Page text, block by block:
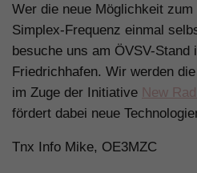
Wer die neue Möglichkeit
Simplex-Frequenz einmal
besuche uns am ÖVSV-Stand
Friedrichhafen. Wir werden
im Zuge der Initiative New
fördert dabei neue
Tnx Info Mike, OE3MZC